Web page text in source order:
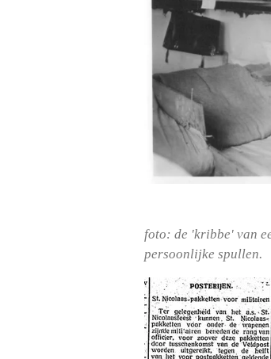
foto: de 'kribbe' van
persoonlijke spullen.